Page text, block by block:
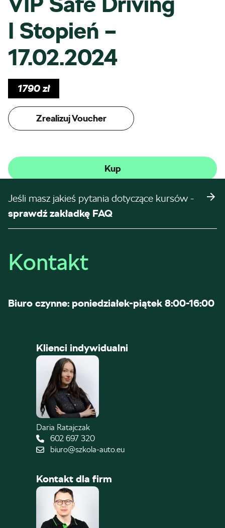
I Stopień –
17.02.2024
1790zł
Zrealizuj Voucher
Kup
Jeśli masz jakieś pytania dotyczące kursów -
sprawdź zakładkę FAQ
Kontakt
Biuro czynne: poniedziałek-piątek 8:00-16:00
Klienci indywidualni
Daria Ratajczak
602 697 320
biuro@szkola-auto.eu
Kontakt dla firm